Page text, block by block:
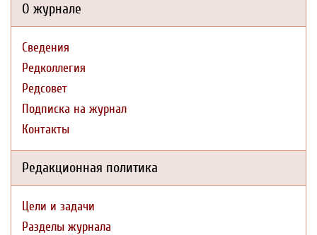
О журнале
Сведения
Редколлегия
Редсовет
Подписка на журнал
Контакты
Редакционная политика
Цели и задачи
Разделы журнала